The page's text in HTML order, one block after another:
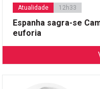
Atualidade 12h33
Espanha sagra-se
euforia